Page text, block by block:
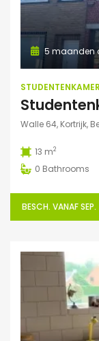
5 maanden
STUDENTENKAMER
Walle 64, Kortrijk,
13 m2
0 Bathrooms
BESCH. VANAF SEP.